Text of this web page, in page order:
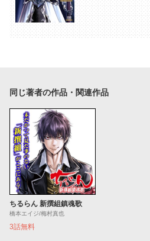
同じ著者の作品・関連作品
ちるらん 新撰組鎮魂歌
橋本エイジ/梅村真也
3話無料